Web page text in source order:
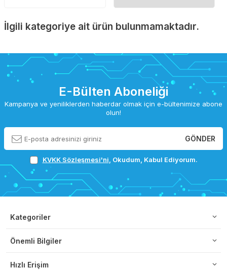
İlgili kategoriye ait ürün bulunmamaktadır.
E-Bülten Aboneliği
Kampanya ve yeniliklerden haberdar olmak için e-bültenimize abone
olun!
GÖNDER
KVKK Sözleşmesi'ni , Okudum, Kabul Ediyorum.
Kategoriler
Önemli Bilgiler
Hızlı Erişim